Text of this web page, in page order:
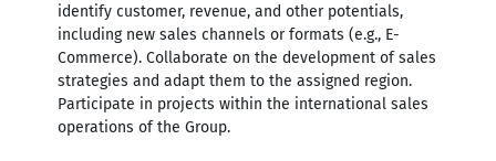
identify customer, revenue, and other potentials,
including new sales channels or formats (e.g., E-
Commerce). Collaborate on the development of sales
strategies and adapt them to the assigned region.
Participate in projects within the international sales
operations of the Group.